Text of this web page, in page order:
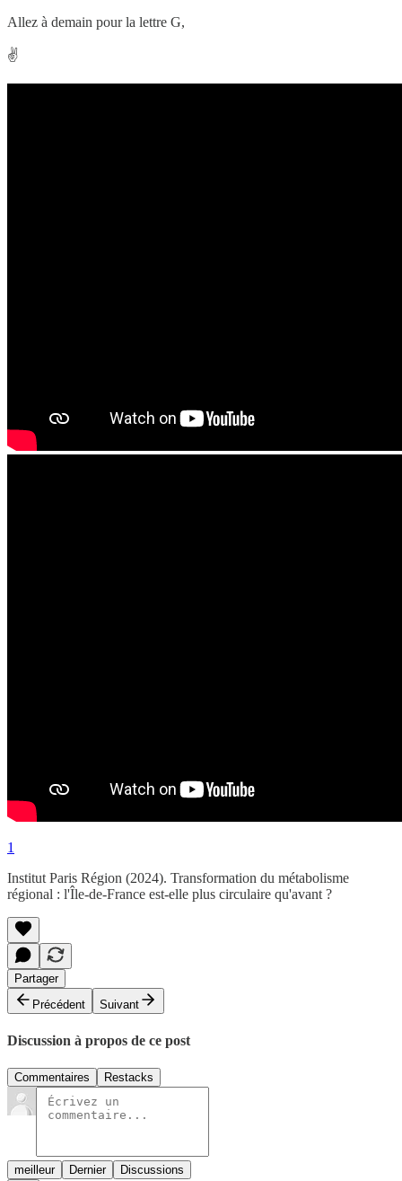
Allez à demain pour la lettre G,
✌️
1
Institut Paris Région (2024). Transformation du métabolisme
régional : l'Île-de-France est-elle plus circulaire qu'avant ?
Partager
Précédent
Suivant
Discussion à propos de ce post
Commentaires Restacks
meilleur Dernier Discussions